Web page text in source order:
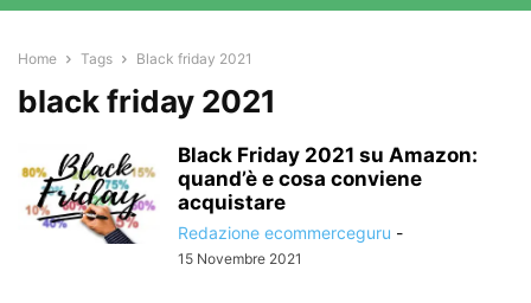
Home Tags Black friday 2021
black friday 2021
Black Friday 2021 su Amazon:
quand’è e cosa conviene
acquistare
Redazione ecommerceguru -
15 Novembre 2021